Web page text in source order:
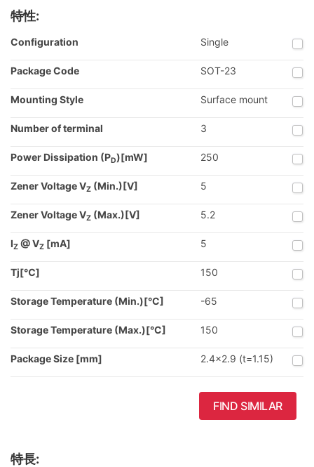
特性:
Configuration Single
Package Code SOT-23
Mounting Style Surface mount
Number of terminal 3
Power Dissipation (PD)[mW] 250
Zener Voltage VZ (Min.)[V] 5
Zener Voltage VZ (Max.)[V] 5.2
IZ @ VZ [mA] 5
Tj[℃] 150
Storage Temperature (Min.)[°C] -65
Storage Temperature (Max.)[°C] 150
Package Size [mm] 2.4x2.9 (t=1.15)
FIND SIMILAR
特長: